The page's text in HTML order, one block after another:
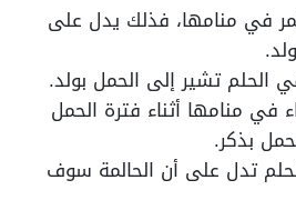
في منامها، فذلك يدل على
الحلم تشير إلى الحمل بولد.
في منامها أثناء فترة الحمل
بذكر.
تدل على أن الحالمة سوف